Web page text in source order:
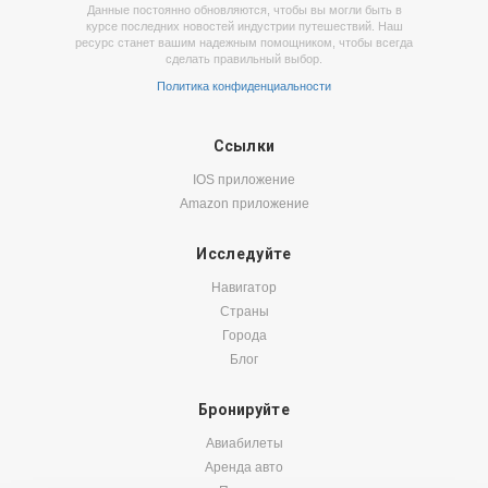
Данные постоянно обновляются, чтобы вы могли быть в
курсе последних новостей индустрии путешествий. Наш
ресурс станет вашим надежным помощником, чтобы всегда
сделать правильный выбор.
Политика конфиденциальности
Ссылки
IOS приложение
Amazon приложение
Исследуйте
Навигатор
Страны
Города
Блог
Бронируйте
Авиабилеты
Аренда авто